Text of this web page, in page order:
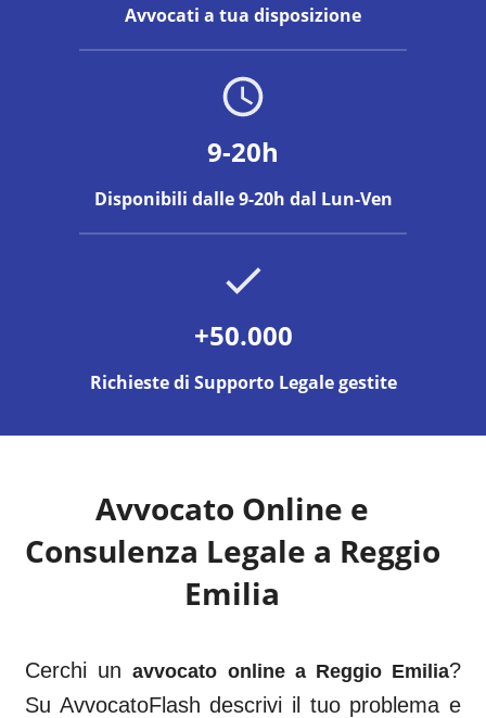
Avvocati a tua disposizione
9-20h
Disponibili dalle 9-20h dal Lun-Ven
+50.000
Richieste di Supporto Legale gestite
Avvocato Online e
Consulenza Legale a Reggio
Emilia
Cerchi unavvocato online a Reggio Emilia?
Su AvvocatoFlash descrivi il tuo problema e